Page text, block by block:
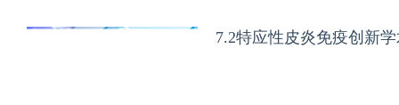
7.2特应性皮炎免疫创新